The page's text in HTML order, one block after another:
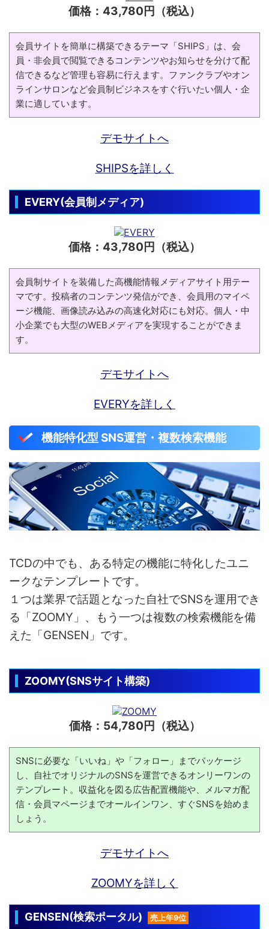
価格：43,780円（税込）
会員サイトを簡単に構築できるテーマ「SHIPS」は、会
員・非会員で閲覧できるコンテンツやお知らせを分けて配
信できるなど管理も容易に行えます。ファンクラブやオン
ラインサロンなど会員制ビジネスをすぐ行いたい個人・企
業に適しています。
デモサイトへ
SHIPSを詳しく
EVERY(会員制メディア)
価格：43,780円（税込）
会員制サイトを装備した高機能情報メディアサイト用テー
マです。投稿者のコンテンツ発信ができ、会員用のマイペ
ージ機能、画像読み込みの高速化対応にも対応。個人・中
小企業でも大型のWEBメディアを実現することができま
す。
デモサイトへ
EVERYを詳しく
機能特化型 SNS運営・複数検索機能
TCDの中でも、ある特定の機能に特化したユニ
ークなテンプレートです。
１つは業界で話題となった自社でSNSを運用でき
る「ZOOMY」、もう一つは複数の検索機能を備
えた「GENSEN」です。
ZOOMY(SNSサイト構築)
価格：54,780円（税込）
SNSに必要な「いいね」や「フォロー」までパッケージ
し、自社でオリジナルのSNSを運営できるオンリーワンの
テンプレート。収益化を図る広告配置機能や、メルマガ配
信・会員マページまでオールインワン、すぐSNSを始めま
しょう。
デモサイトへ
ZOOMYを詳しく
GENSEN(検索ポータル) 売上年9位